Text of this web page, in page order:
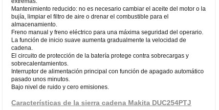
Mantenimiento reducido: no es necesario cambiar el aceite del motor o la
bujía, limpiar el filtro de aire o drenar el combustible para el
almacenamiento.
Freno manual y freno eléctrico para una máxima seguridad del operario.
La función de inicio suave aumenta gradualmente la velocidad de
cadena.
El circuito de protección de la batería protege contra sobrecargas y
sobrecalentamientos.
Interruptor de alimentación principal con función de apagado automático
pasado unos minutos.
Bajo nivel de ruido y cero emisiones.
Características de la sierra cadena Makita DUC254PTJ